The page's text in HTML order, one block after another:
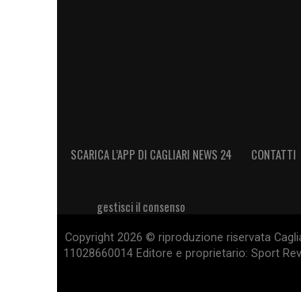
SCARICA L’APP DI CAGLIARI NEWS 24 CONTATTI
gestisci il consenso
Copyright 2026 © riproduzione riservata
11028660014 Editore e proprietario: Sport